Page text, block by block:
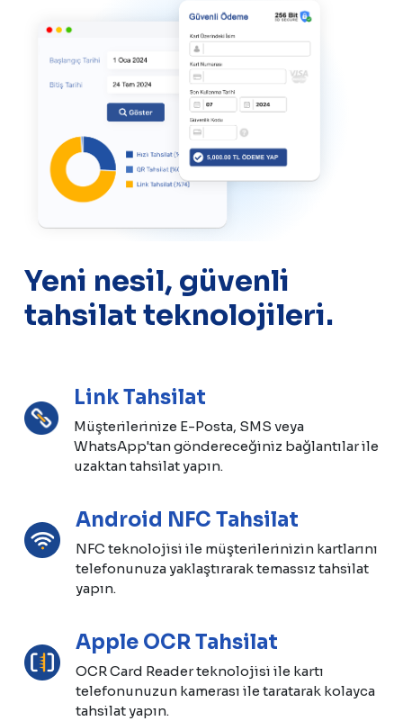
Yeni nesil, güvenli
tahsilat teknolojileri.
Link Tahsilat
Müşterilerinize E-Posta, SMS veya
WhatsApp'tan göndereceğiniz bağlantılar ile
uzaktan tahsilat yapın.
Android NFC Tahsilat
NFC teknolojisi ile müşterilerinizin kartlarını
telefonunuza yaklaştırarak temassız tahsilat
yapın.
Apple OCR Tahsilat
OCR Card Reader teknolojisi ile kartı
telefonunuzun kamerası ile taratarak kolayca
tahsilat yapın.